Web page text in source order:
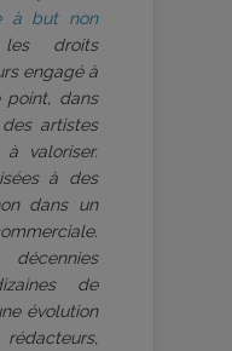
à but non
droits
engagé à
point, dans
artistes
valoriser.
à des
dans un
de
évolution